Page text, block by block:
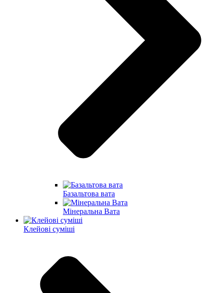
Базальтова вата
Мінеральна Вата
Клейові суміші